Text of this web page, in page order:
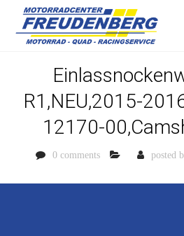
R1,NEU,2015-
12170-
0 comments posted